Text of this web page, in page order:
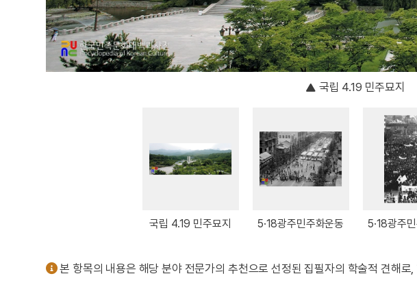
국립 4.19 민주묘지
국립 4.19 민주묘지 5·18광주민주화운동 5·18광주
본 항목의 내용은 해당 분야 전문가의 추천으로 선정된 집필자의 학술적 견해